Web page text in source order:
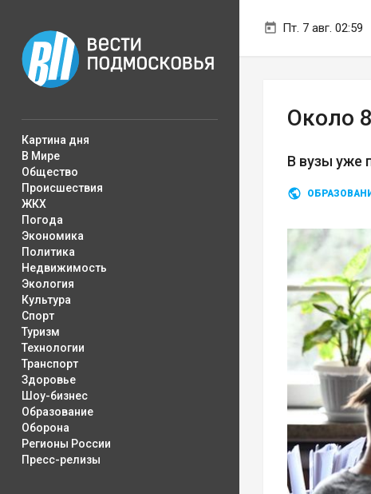
Пт. 7 авг. 02:59
Картина дня
В Мире
Общество
Происшествия
ЖКХ
Погода
Экономика
Политика
Недвижимость
Экология
Культура
Спорт
Туризм
Технологии
Транспорт
Здоровье
Шоу-бизнес
Образование
Оборона
Регионы России
Пресс-релизы
Около
В вузы уже